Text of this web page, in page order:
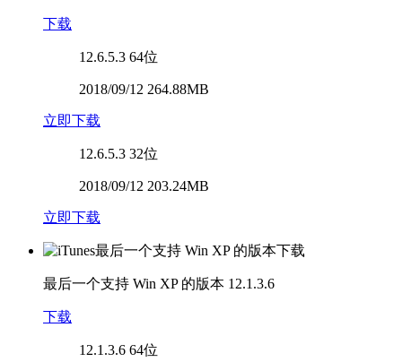
下载
12.6.5.3 64位
2018/09/12 264.88MB
立即下载
12.6.5.3 32位
2018/09/12 203.24MB
立即下载
最后一个支持 Win XP 的版本 12.1.3.6
下载
12.1.3.6 64位